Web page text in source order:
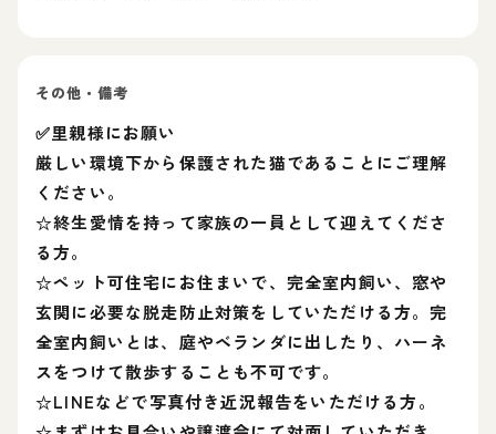
その他・備考
✅里親様にお願い
厳しい環境下から保護された猫であることにご理解
ください。
☆終生愛情を持って家族の一員として迎えてくださ
る方。
☆ペット可住宅にお住まいで、完全室内飼い、窓や
玄関に必要な脱走防止対策をしていただける方。完
全室内飼いとは、庭やベランダに出したり、ハーネ
スをつけて散歩することも不可です。
☆LINEなどで写真付き近況報告をいただける方。